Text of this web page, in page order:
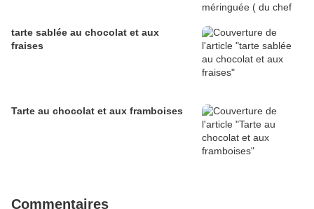
tarte sablée au chocolat et aux
fraises
Tarte au chocolat et aux framboises
Commentaires